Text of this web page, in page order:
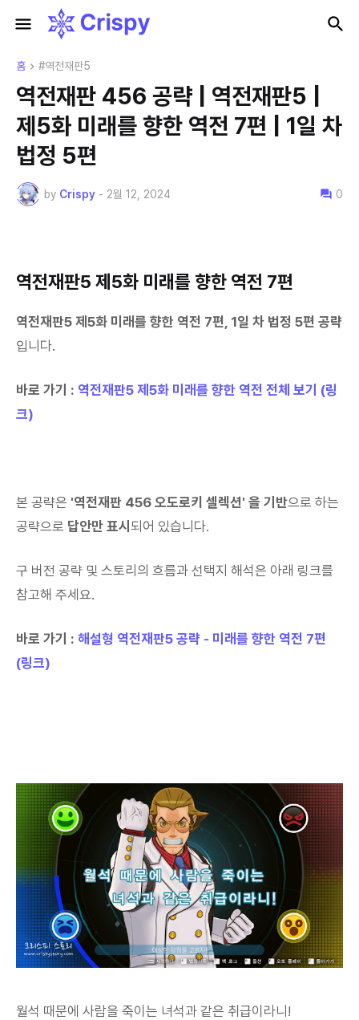
홈 #역전재판5
역전재판 456 공략 | 역전재판5 |
제5화 미래를 향한 역전 7편 | 1일 차
법정 5편
by Crispy - 2월 12, 2024 0
역전재판5 제5화 미래를 향한 역전 7편
역전재판5 제5화 미래를 향한 역전 7편, 1일 차 법정 5편 공략
입니다.
바로 가기 : 역전재판5 제5화 미래를 향한 역전 전체 보기 (링
크)
본 공략은 '역전재판 456 오도로키 셀렉션' 을 기반으로 하는
공략으로 답안만 표시 되어 있습니다.
구 버전 공략 및 스토리의 흐름과 선택지 해석은 아래 링크를
참고해 주세요.
바로 가기 : 해설형 역전재판5 공략 - 미래를 향한 역전 7편
(링크)
월석 때문에 사람을 죽이는 녀석과 같은 취급이라니!